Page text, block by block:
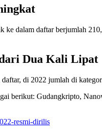
ke dalam daftar berjumlah
Dua Kali Lipat
di 2022 jumlah di
berikut: Gudangkripto,
resmi-dirilis